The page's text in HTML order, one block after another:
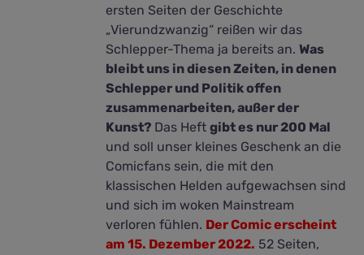
ersten Seiten der Geschichte
„Vierundzwanzig“ reißen wir das
Schlepper-Thema ja bereits an.Was
bleibt uns in diesen Zeiten, in denen
Schlepper und Politik offen
zusammenarbeiten, außer der
Kunst? Das Heftgibt es nur 200 Mal
und soll unser kleines Geschenk an die
Comicfans sein, die mit den
klassischen Helden aufgewachsen sind
und sich im woken Mainstream
verloren fühlen. Der Comic erscheint
am 15. Dezember 2022. 52 Seiten,